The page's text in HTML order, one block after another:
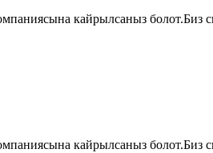
кайрылсаныз болот.Биз
кайрылсаныз болот.Биз